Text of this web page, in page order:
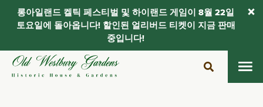
롱아일랜드 켈틱 페스티벌 및 하이랜드 게임이 8월 22일
토요일에 돌아옵니다! 할인된 얼리버드 티켓이 지금 판매
중입니다!